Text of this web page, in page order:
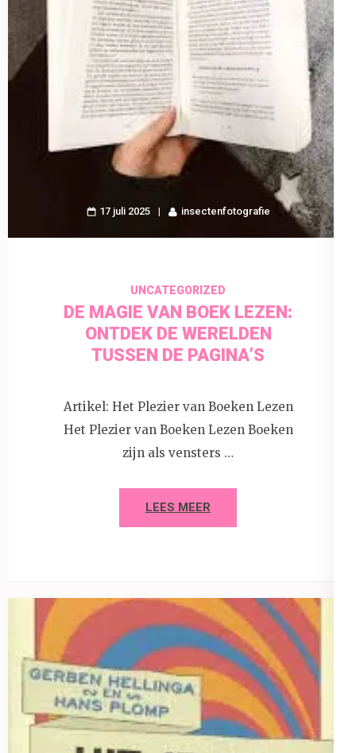
17 juli 2025 insectenfotografie
UNCATEGORIZED
DE MAGIE VAN BOEK LEZEN:
ONTDEK DE WERELDEN
TUSSEN DE PAGINA’S
Artikel: Het Plezier van Boeken Lezen
Het Plezier van Boeken Lezen Boeken
zijn als vensters …
LEES MEER